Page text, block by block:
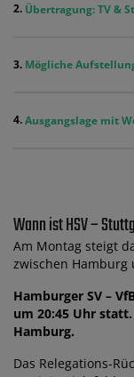
Übertragung: TV &
Mögliche
Ausgangslage mit
Wann ist HSV –
Am Montag steigt
zwischen Hamburg
Hamburger SV –
um 20:45 Uhr
Hamburg.
Das Relegations-